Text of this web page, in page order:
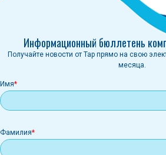
Информационный бюллетень
Получайте новости от Tap прямо на свою
месяца.
Имя
Фамилия